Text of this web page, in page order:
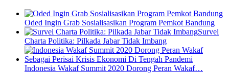
Oded Ingin Grab Sosialisasikan Program Pemkot Bandung
Survei
Charta Politika: Pilkada Jabar Tidak Imbang
Indonesia Wakaf Summit 2020 Dorong Peran Wakaf…